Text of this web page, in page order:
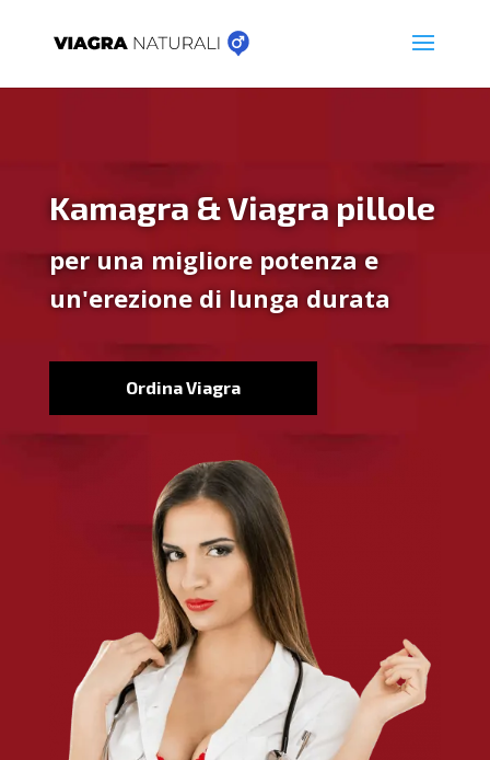
Kamagra & Viagra pillole
per una migliore potenza e
un'erezione di lunga durata
Ordina Viagra